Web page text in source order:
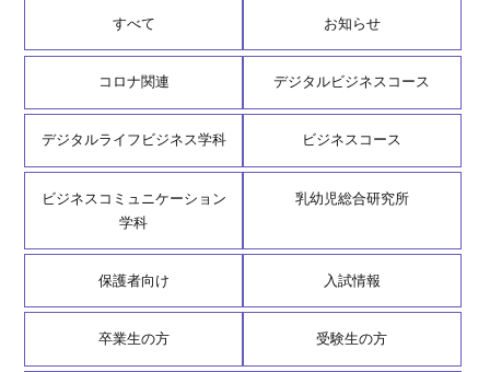
すべて お知らせ
コロナ関連 デジタルビジネスコース
デジタルライフビジネス学科 ビジネスコース
ビジネスコミュニケーション
学科
乳幼児総合研究所
保護者向け 入試情報
卒業生の方 受験生の方